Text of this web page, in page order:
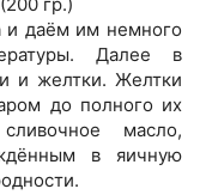
и даём им немного
Далее в
и желтки. Желтки
до полного их
масло,
в яичную